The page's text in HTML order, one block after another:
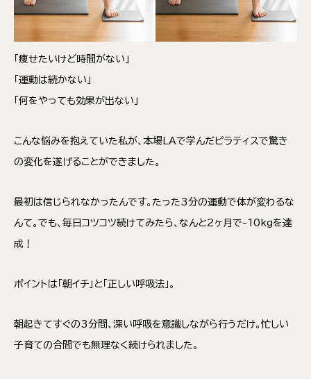
「痩せたいけど時間がない」
「運動は続かない」
「何をやっても効果が出ない」
こんな悩みを抱えていた私が、本場LAで学んだピラティスで驚き
の変化を遂げることができました。
最初は信じられなかったんです。たった3分の運動で体が変わるな
んて。でも、毎日コツコツ続けてみたら、なんと2ヶ月で-10kgを達
成！
ポイントは「朝イチ」と「正しい呼吸法」。
朝起きてすぐの3分間、深い呼吸を意識しながら行うだけ。忙しい
子育ての合間でも無理なく続けられました。